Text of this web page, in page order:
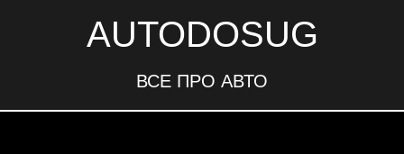
AUTODOSUG
ВСЕ ПРО АВТО